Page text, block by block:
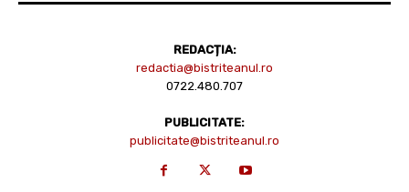
REDACȚIA:
redactia@bistriteanul.ro
0722.480.707
PUBLICITATE:
publicitate@bistriteanul.ro